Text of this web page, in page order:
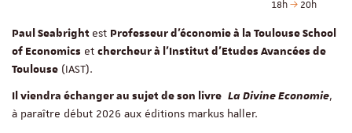
18h
20h
Paul Seabright est Professeur d'économie à la Toulouse School
of Economics et chercheur à l'Institut d'Etudes Avancées de
Toulouse (IAST).
Il viendra échanger au sujet de son livre La Divine Economie,
à paraître début 2026 aux éditions markus haller.